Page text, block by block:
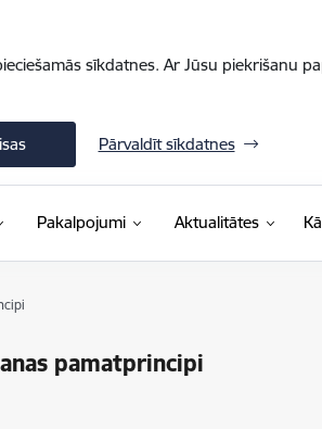
sīkdatnes. Ar Jūsu piekrišanu
Pārvaldīt sīkdatnes
Pakalpojumi Aktualitātes
pamatprincipi